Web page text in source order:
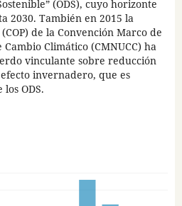
(ODS), cuyo horizonte
2030. También en 2015 la
de la Convención Marco de
Climático (CMNUCC) ha
vinculante sobre reducción
invernadero, que es
ODS.